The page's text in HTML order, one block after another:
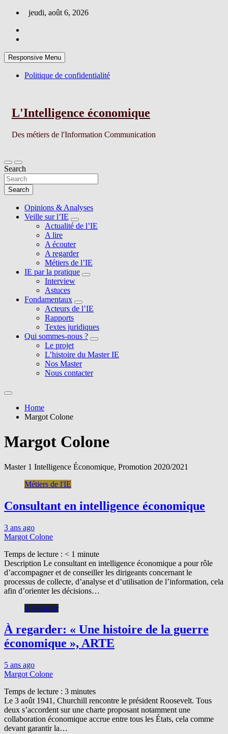
Skip
content
jeudi, août 6, 2026
Responsive Menu
Politique de confidentialité
L'Intelligence économique
Des métiers de l'Information Communication
Search
Search
Opinions & Analyses
Veille sur l’IE
Actualité de l’IE
A lire
A écouter
A regarder
Métiers de l’IE
IE par la pratique
Interview
Astuces
Fondamentaux
Acteurs de l’IE
Rapports
Textes juridiques
Qui sommes-nous ?
Le projet
L’histoire du Master IE
Nos Master
Nous contacter
Home
Margot Colone
Margot Colone
Master 1 Intelligence Économique, Promotion 2020/2021
Métiers de l'IE
Consultant en intelligence économique
3 ans ago
Margot Colone
Temps de lecture : < 1 minute
Description Le consultant en intelligence économique a pour rôle
d’accompagner et de conseiller les dirigeants concernant le
processus de collecte, d’analyse et d’utilisation de l’information, cela
afin d’orienter les décisions…
A regarder
À regarder: « Une histoire de la guerre
économique », ARTE
5 ans ago
Margot Colone
Temps de lecture : 3 minutes
Le 3 août 1941, Churchill rencontre le président Roosevelt. Tous
deux s’accordent sur une charte proposant notamment une
collaboration économique accrue entre tous les États, cela comme
devant garantir la…